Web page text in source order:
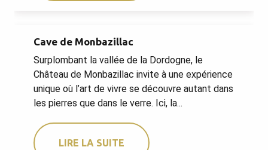
Cave de Monbazillac
Surplombant la vallée de la Dordogne, le
Château de Monbazillac invite à une expérience
unique où l’art de vivre se découvre autant dans
les pierres que dans le verre. Ici, la...
LIRE LA SUITE